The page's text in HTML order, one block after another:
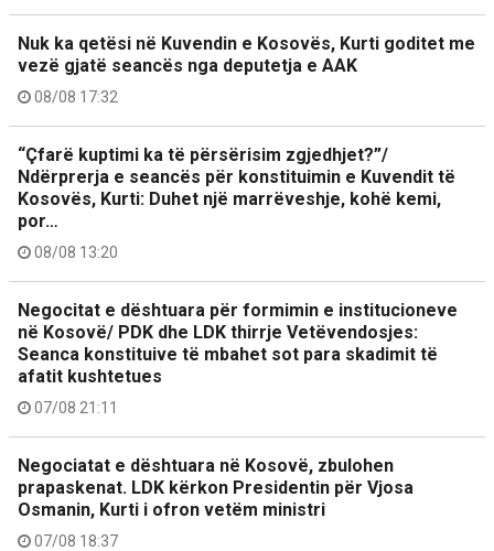
Nuk ka qetësi në Kuvendin e Kosovës, Kurti goditet me
vezë gjatë seancës nga deputetja e AAK
08/08 17:32
“Çfarë kuptimi ka të përsërisim zgjedhjet?”/
Ndërprerja e seancës për konstituimin e Kuvendit të
Kosovës, Kurti: Duhet një marrëveshje, kohë kemi,
por…
08/08 13:20
Negocitat e dështuara për formimin e institucioneve
në Kosovë/ PDK dhe LDK thirrje Vetëvendosjes:
Seanca konstituive të mbahet sot para skadimit të
afatit kushtetues
07/08 21:11
Negociatat e dështuara në Kosovë, zbulohen
prapaskenat. LDK kërkon Presidentin për Vjosa
Osmanin, Kurti i ofron vetëm ministri
07/08 18:37